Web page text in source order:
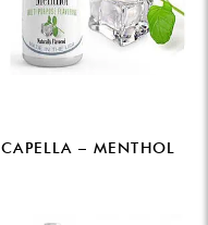
CAPELLA – MENTHOL